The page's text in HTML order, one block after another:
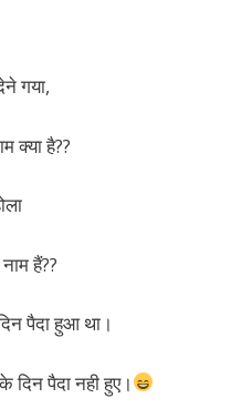
गया,
क्या है??
हैं??
पैदा हुआ था।
दिन पैदा नही हुए।